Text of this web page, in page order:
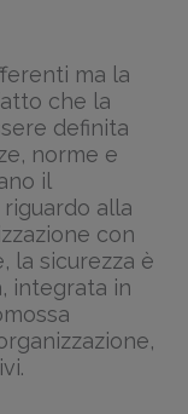
ma la
che la
definita
norme e
il
alla
con
la sicurezza è
integrata in